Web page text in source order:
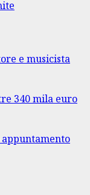
e musicista
340 mila euro